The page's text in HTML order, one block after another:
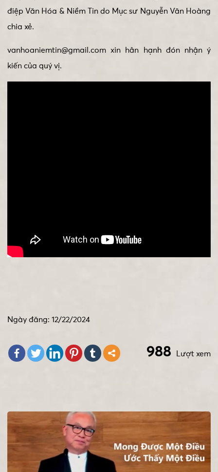
điệp Văn Hóa & Niềm Tin do Mục sư Nguyễn Văn Hoàng
chia xẻ.
vanhoaniemtin@gmail.com xin hân hạnh đón nhận ý
kiến của quý vị.
Ngày đăng: 12/22/2024
Lượt xem
988